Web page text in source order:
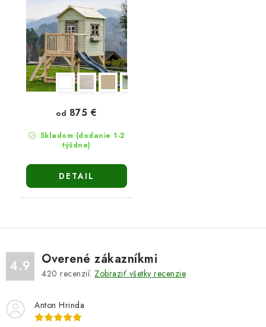
Skladom (dodanie 1-2
týždne)
od 875 €
DETAIL
4.9 Overené zákazníkmi
420 recenzií. Zobraziť všetky recenzie
Anton Hrinda